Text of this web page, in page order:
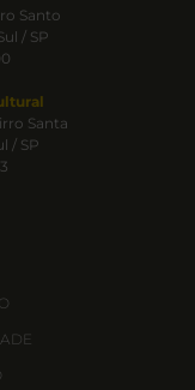
Santo
/ SP
Santa
/ SP